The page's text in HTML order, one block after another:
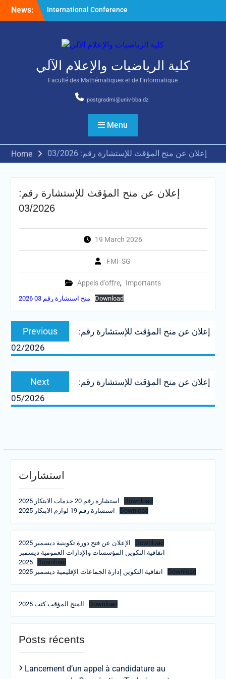
SkipNews:
International Conference
on Nonlinear Mathematical
كلية الرياضيات والإعلام الآلي
Faculté des Mathématiques et de l'Informatique
postgradmi@univ-bba.dz
Menu
Home إعلان عن منح المؤقث للإستشارة رقم: 03/2026
إعلان عن منح المؤقث للإستشارة رقم:
03/2026
19 March 2026
FMI_SG
Appels d'offre, Importants
منح استشارة رقم 03 2026 Download
Post
navigation
Previous
Previous
post:
إعلان عن منح المؤقث للإستشارة رقم:
02/2026
Next
post:
إعلان عن منح المؤقث للإستشارة رقم:
05/2026
استشارات
استشارة رقم 20 خدمات الابتكار 2025
Download
استشارة رقم 19 لوازم الابتكار 2025
Download
الإعلان عن فتح دورة تكوينية ديسمبر 2025
Download
اتفاقية التكوين المؤسسات والإدارات العمومية ديسمبر
2025
Download
اتفاقية التكوين إدارة الجماعات الإقليمية ديسمبر 2025
Download
المنح المؤقت كتب 2025 Download
Posts récents
Lancement d’un appel à candidature au